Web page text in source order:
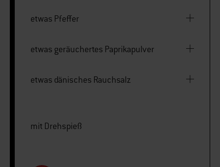
etwas Pfeffer
etwas geräuchertes Paprikapulver
etwas dänisches Rauchsalz
mit Drehspieß